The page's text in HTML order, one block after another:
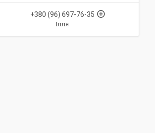
+380 (96) 697-76-35
Ілля